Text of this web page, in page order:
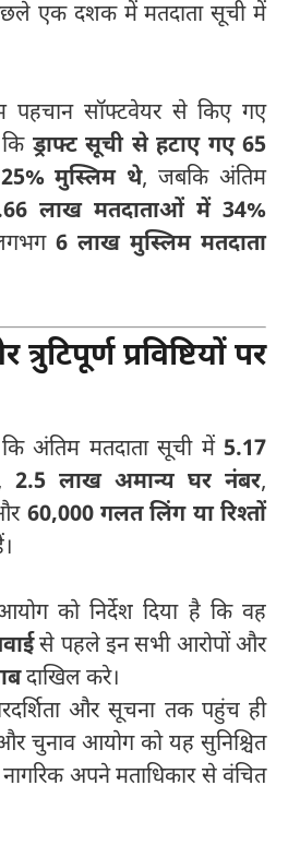
एक दशक में मतदाता सूची में
सॉफ्टवेयर से किए गए
ड्राफ्ट सूची से हटाए गए 65
मुस्लिम थे, जबकि अंतिम
लाख मतदाताओं में 34%
6 लाख मुस्लिम मतदाता
प्रविष्टियों पर
अंतिम मतदाता सूची में 5.17
2.5 लाख अमान्य घर नंबर,
60,000 गलत लिंग या रिश्तों
को निर्देश दिया है कि वह
से पहले इन सभी आरोपों और
दाखिल करे।
और सूचना तक पहुंच ही
चुनाव आयोग को यह सुनिश्चित
अपने मताधिकार से वंचित